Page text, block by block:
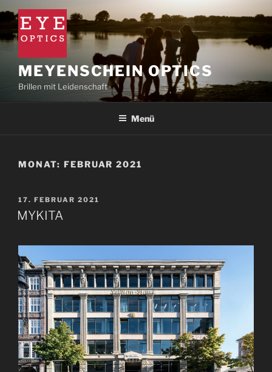
Zum
Inhalt
springen
MEYENSCHEIN OPTICS
Brillen mit Leidenschaft
Menü
MONAT: FEBRUAR 2021
VERÖFFENTLICHT
AM
17. FEBRUAR 2021
MYKITA